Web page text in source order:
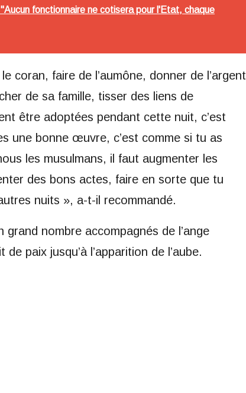
fonctionnaire ne cotisera pour l'Etat, chaque
coran, faire de l’aumône, donner de l’argent
de sa famille, tisser des liens de
être adoptées pendant cette nuit, c’est
une bonne œuvre, c’est comme si tu as
les musulmans, il faut augmenter les
des bons actes, faire en sorte que tu
nuits », a-t-il recommandé.
nombre accompagnés de l’ange
paix jusqu’à l’apparition de l’aube.